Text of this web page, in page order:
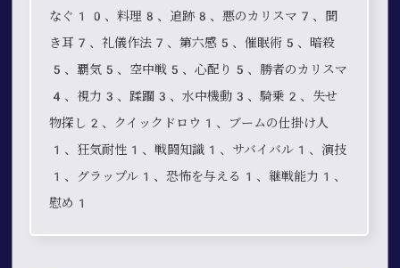
なぐ10、料理8、追跡8、悪のカリスマ7、聞
き耳7、礼儀作法7、第六感5、催眠術5、暗殺
5、覇気5、空中戦5、心配り5、勝者のカリスマ
4、視力3、蹂躙3、水中機動3、騎乗2、失せ
物探し2、クイックドロウ1、ブームの仕掛け人
1、狂気耐性1、戦闘知識1、サバイバル1、演技
1、グラップル1、恐怖を与える1、継戦能力1、
慰め1